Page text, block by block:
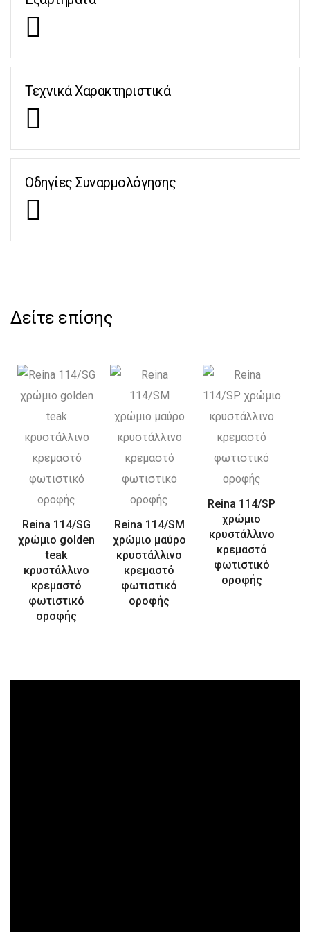
Τεχνικά Χαρακτηριστικά
Οδηγίες Συναρμολόγησης
Δείτε επίσης
Reina 114/SG
χρώμιο golden
teak
κρυστάλλινο
κρεμαστό
φωτιστικό
οροφής
Reina 114/SM
χρώμιο μαύρο
κρυστάλλινο
κρεμαστό
φωτιστικό
οροφής
Reina 114/SP
χρώμιο
κρυστάλλινο
κρεμαστό
φωτιστικό
οροφής